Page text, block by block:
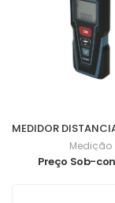
Medição
Preço Sob-